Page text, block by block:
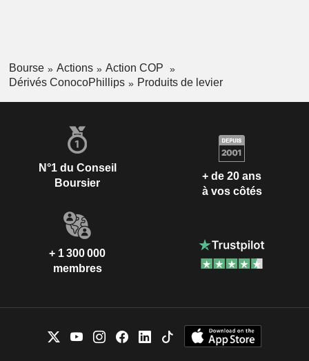
Bourse Actions
Action COP
Dérivés ConocoPhillips
Produits de levier
N°1 du Conseil
Boursier
+ de 20 ans
à vos côtés
+ 1 300 000
membres